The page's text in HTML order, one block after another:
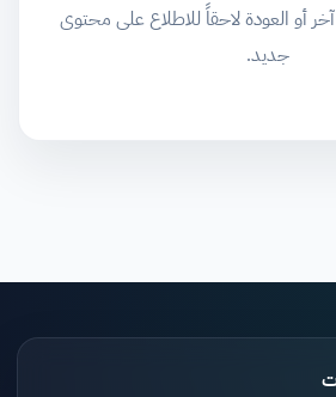
أو العودة لاحقاً للاطلاع على محتوى
جديد.